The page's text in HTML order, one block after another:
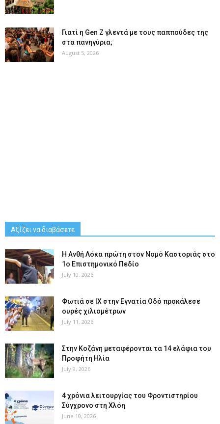
Γιατί η Gen Z γλεντά με τους παππούδες της
στα πανηγύρια;
August 5, 2026
Αξίζει να διαβάσετε
Η Ανθή Λόκα πρώτη στον Νομό Καστοριάς στο
1ο Επιστημονικό Πεδίο
July 10, 2026
Φωτιά σε ΙΧ στην Εγνατία Οδό προκάλεσε
ουρές χιλιομέτρων
July 11, 2026
Στην Κοζάνη μεταφέρονται τα 14 ελάφια του
Προφήτη Ηλία
July 9, 2026
4 χρόνια λειτουργίας του Φροντιστηρίου
Σύγχρονο στη Χλόη
June 10, 2026